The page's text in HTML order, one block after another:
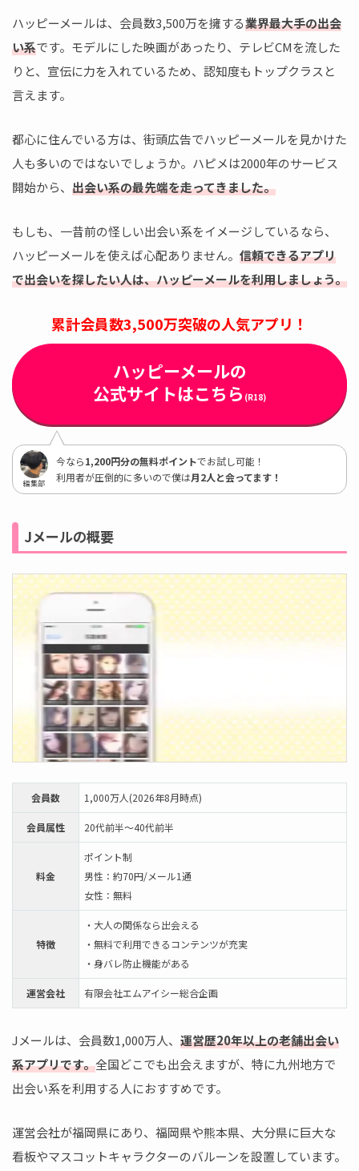
ハッピーメールは、会員数3,500万を擁する業界最大手の出会
い系です。モデルにした映画があったり、テレビCMを流した
りと、宣伝に力を入れているため、認知度もトップクラスと
言えます。
都心に住んでいる方は、街頭広告でハッピーメールを見かけた
人も多いのではないでしょうか。ハピメは2000年のサービス
開始から、 出会い系の最先端を走ってきました。
もしも、一昔前の怪しい出会い系をイメージしているなら、
ハッピーメールを使えば心配ありません。 信頼できるアプリ
で出会いを探したい人は、ハッピーメールを利用しましょう。
累計会員数3,500万突破の人気アプリ！
ハッピーメールの
公式サイトはこちら (R18)
編集部
今なら1,200円分の無料ポイントでお試し可能！
利用者が圧倒的に多いので僕は月2人と会ってます！
Jメールの概要
会員数 1,000万人(2026年8月時点)
会員属性 20代前半～40代前半
料金
ポイント制
男性：約70円/メール1通
女性：無料
特徴
・大人の関係なら出会える
・無料で利用できるコンテンツが充実
・身バレ防止機能がある
運営会社 有限会社エムアイシー総合企画
Jメールは、会員数1,000万人、 運営歴20年以上の老舗出会い
系アプリです。全国どこでも出会えますが、特に九州地方で
出会い系を利用する人におすすめです。
運営会社が福岡県にあり、福岡県や熊本県、大分県に巨大な
看板やマスコットキャラクターのバルーンを設置しています。